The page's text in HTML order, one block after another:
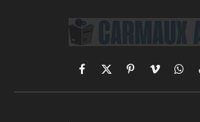
Facebook
X
(Twitter)
PinterestVimeo